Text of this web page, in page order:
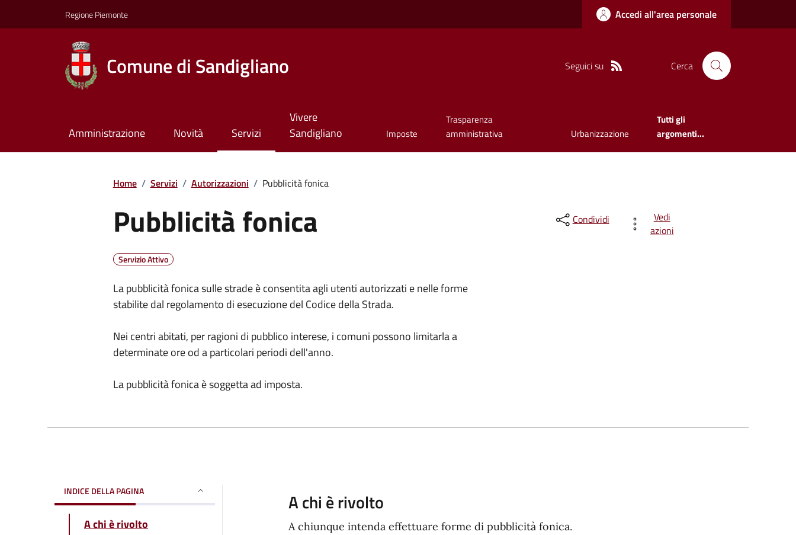
Regione Piemonte Accedi all'area personale
Comune di Sandigliano Seguici su Cerca
Amministrazione Novità Servizi
Vivere
Sandigliano
Imposte
Trasparenza
amministrativa
Urbanizzazione
Tutti gli
argomenti...
Home / Servizi / Autorizzazioni / Pubblicità fonica
Pubblicità fonica
Servizio Attivo
La pubblicità fonica sulle strade è consentita agli utenti autorizzati e nelle forme
stabilite dal regolamento di esecuzione del Codice della Strada.
Nei centri abitati, per ragioni di pubblico interese, i comuni possono limitarla a
determinate ore od a particolari periodi dell'anno.
La pubblicità fonica è soggetta ad imposta.
Condividi
Vedi
azioni
INDICE DELLA PAGINA
A chi è rivolto
A chi è rivolto
A chiunque intenda effettuare forme di pubblicità fonica.